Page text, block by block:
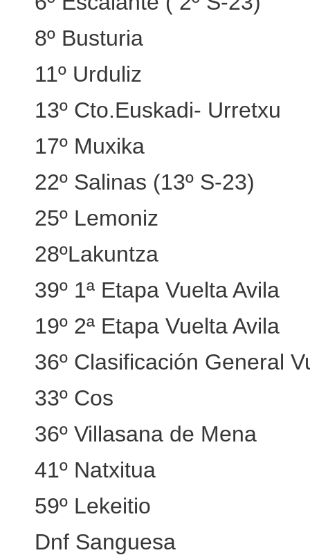
8º Busturia
11º Urduliz
13º Cto.Euskadi- Urretxu
17º Muxika
22º Salinas (13º S-23)
25º Lemoniz
28ºLakuntza
39º 1ª Etapa Vuelta Avila
19º 2ª Etapa Vuelta Avila
36º Clasificación General
33º Cos
36º Villasana de Mena
41º Natxitua
59º Lekeitio
Dnf Sanguesa